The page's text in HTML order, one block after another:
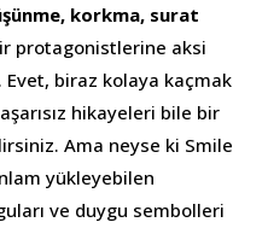
korkma, surat
protagonistlerine aksi
biraz kolaya kaçmak
hikayeleri bile bir
Ama neyse ki Smile
yükleyebilen
ve duygu sembolleri